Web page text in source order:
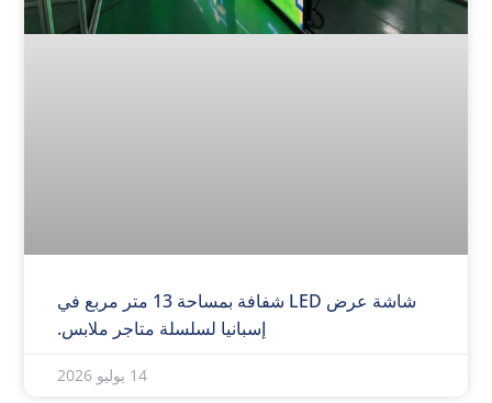
شاشة عرض LED شفافة بمساحة 13 متر مربع في
إسبانيا لسلسلة متاجر ملابس.
14 يوليو 2026